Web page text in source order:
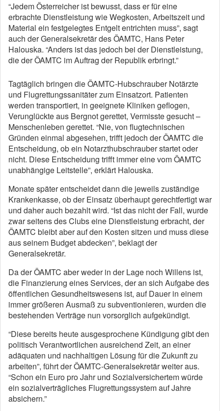
“Jedem Österreicher ist bewusst, dass er für eine
erbrachte Dienstleistung wie Wegkosten, Arbeitszeit und
Material ein festgelegtes Entgelt entrichten muss”, sagt
auch der Generalsekretär des ÖAMTC, Hans Peter
Halouska. “Anders ist das jedoch bei der Dienstleistung,
die der ÖAMTC im Auftrag der Republik erbringt.”
Tagtäglich bringen die ÖAMTC-Hubschrauber Notärzte
und Flugrettungssanitäter zum Einsatzort. Patienten
werden transportiert, in geeignete Kliniken geflogen,
Verunglückte aus Bergnot gerettet, Vermisste gesucht –
Menschenleben gerettet. “Nie, von flugtechnischen
Gründen einmal abgesehen, trifft jedoch der ÖAMTC die
Entscheidung, ob ein Notarzthubschrauber startet oder
nicht. Diese Entscheidung trifft immer eine vom ÖAMTC
unabhängige Leitstelle”, erklärt Halouska.
Monate später entscheidet dann die jeweils zuständige
Krankenkasse, ob der Einsatz überhaupt gerechtfertigt war
und daher auch bezahlt wird. “Ist das nicht der Fall, wurde
zwar seitens des Clubs eine Dienstleistung erbracht, der
ÖAMTC bleibt aber auf den Kosten sitzen und muss diese
aus seinem Budget abdecken”, beklagt der
Generalsekretär.
Da der ÖAMTC aber weder in der Lage noch Willens ist,
die Finanzierung eines Services, der an sich Aufgabe des
öffentlichen Gesundheitswesens ist, auf Dauer in einem
immer größeren Ausmaß zu subventionieren, wurden die
bestehenden Verträge nun vorsorglich aufgekündigt.
“Diese bereits heute ausgesprochene Kündigung gibt den
politisch Verantwortlichen ausreichend Zeit, an einer
adäquaten und nachhaltigen Lösung für die Zukunft zu
arbeiten”, führt der ÖAMTC-Generalsekretär weiter aus.
“Schon ein Euro pro Jahr und Sozialversichertem würde
ein sozialverträgliches Flugrettungssystem auf Jahre
absichern.”